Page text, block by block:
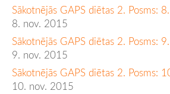
Sākotnējās GAPS diētas 2. Posms:
8. nov. 2015
Sākotnējās GAPS diētas 2. Posms:
9. nov. 2015
Sākotnējās GAPS diētas 2. Posms:
10. nov. 2015